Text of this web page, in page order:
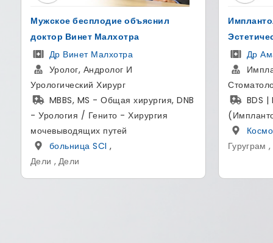
бесплодие объяснил
Винет Малхотра
Винет Малхотра
Андролог И
Хирург
MS - Общая хирургия, DNB
/ Генито - Хирургия
путей
SCI,
Имплантолог И
Эстетический В
Др Аман Ахуджа
Имплантолог,
BDS | MDS
(Имплантология)
Космодент
Гуруграм , Харьяна